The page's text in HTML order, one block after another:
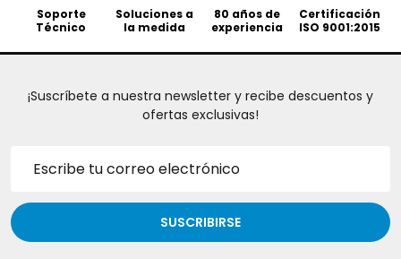
Soporte
Técnico
Soluciones a
la medida
80 años de
experiencia
Certificación
ISO 9001:2015
¡Suscríbete a nuestra newsletter y recibe descuentos y
ofertas exclusivas!
correo
electrónico
SUSCRIBIRSE